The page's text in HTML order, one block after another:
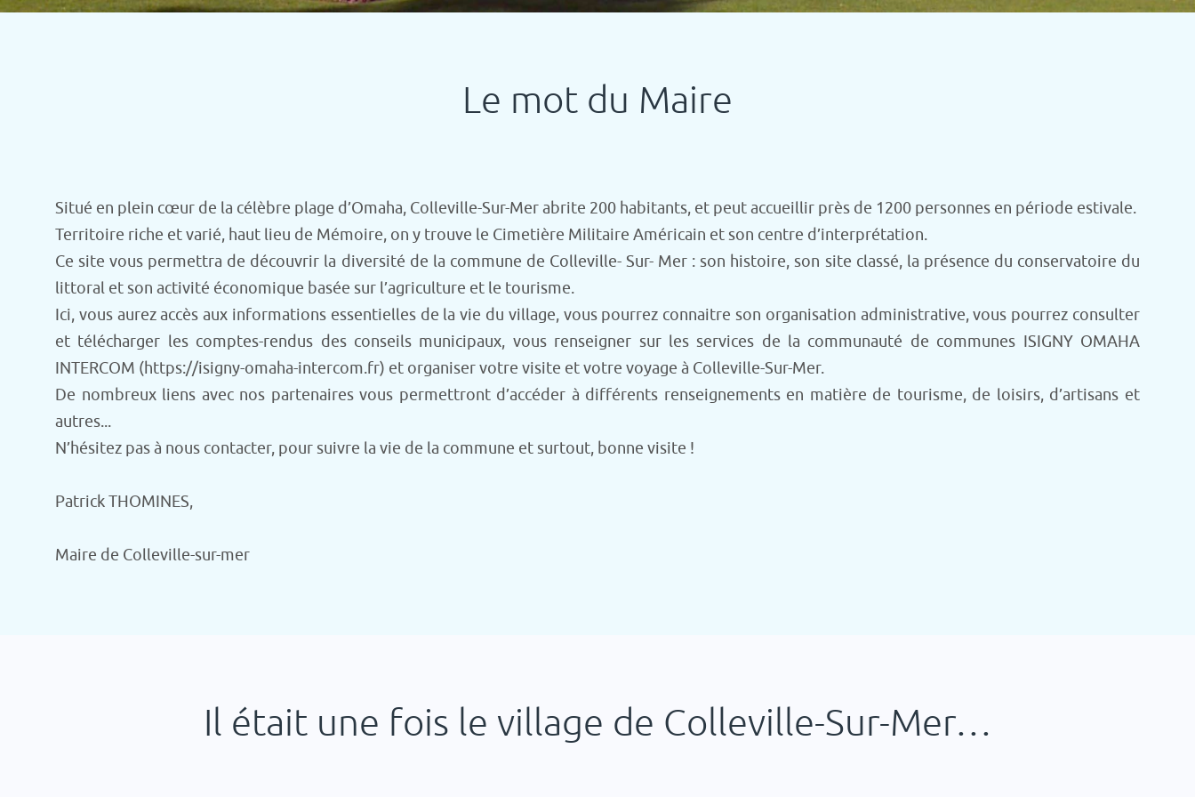
Le mot du Maire
Situé en plein cœur de la célèbre plage d’Omaha, Colleville-Sur-Mer abrite 200 habitants, et peut accueillir près de 1200 personnes en période estivale.
Territoire riche et varié, haut lieu de Mémoire, on y trouve le Cimetière Militaire Américain et son centre d’interprétation.
Ce site vous permettra de découvrir la diversité de la commune de Colleville- Sur- Mer : son histoire, son site classé, la présence du conservatoire du
littoral et son activité économique basée sur l’agriculture et le tourisme.
Ici, vous aurez accès aux informations essentielles de la vie du village, vous pourrez connaitre son organisation administrative, vous pourrez consulter
et télécharger les comptes-rendus des conseils municipaux, vous renseigner sur les services de la communauté de communes ISIGNY OMAHA
INTERCOM (https://isigny-omaha-intercom.fr) et organiser votre visite et votre voyage à Colleville-Sur-Mer.
De nombreux liens avec nos partenaires vous permettront d’accéder à différents renseignements en matière de tourisme, de loisirs, d’artisans et
autres...
N’hésitez pas à nous contacter, pour suivre la vie de la commune et surtout, bonne visite !
Patrick THOMINES,
Maire de Colleville-sur-mer
Il était une fois le village de Colleville-Sur-Mer…